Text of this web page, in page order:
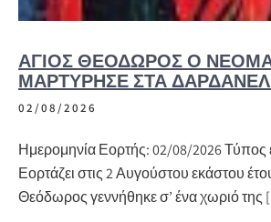
ΆΓΙΟΣ ΘΕΌΔΩΡΟΣ Ο
ΜΑΡΤΎΡΗΣΕ ΣΤΑ
02/08/2026
Ημερομηνία Εορτής: 02/08/2026 Τύπος
Εορτάζει στις 2 Αυγούστου εκάστου
Θεόδωρος γεννήθηκε σ’ ένα χωριό